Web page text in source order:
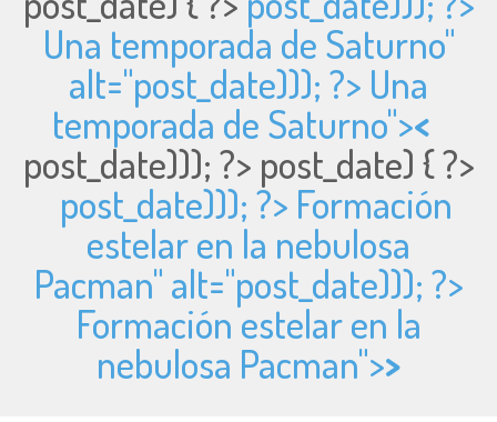
Una temporada de Saturno"
alt="post_date))); ?> Una
temporada de Saturno"><
post_date))); ?> post_date) { ?>
post_date))); ?> Formación
estelar en la nebulosa
Pacman" alt="post_date))); ?>
Formación estelar en la
nebulosa Pacman">>